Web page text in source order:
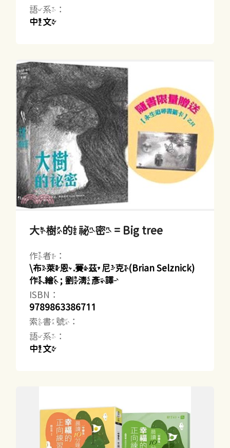
語系：
中文
大樹的祕密 = Big tree
作者：
\布萊恩.賽茲尼克(Brian Selznick)
作.繪 ; 劉清彥譯
ISBN：
9789863386711
索書號：
語系：
中文